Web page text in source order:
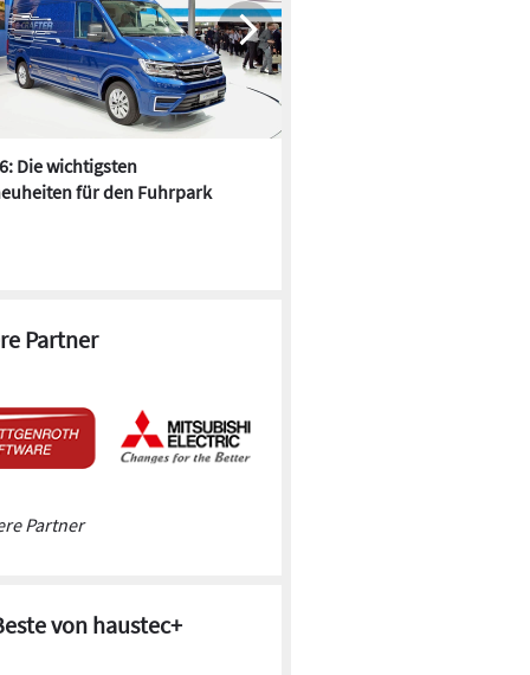
Die wichtigsten
für den Fuhrpark
Partner
Partner
von haustec+